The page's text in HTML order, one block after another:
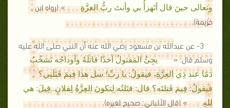
وتعالى حينَ قال أتَهزأُ بي وأنتَ ربُّ العزَّةِ
» (رواه ابن
خزيمة).
3- عن عبدالله بن مسعود رضي الله عنه أن النبي صلى الله عليه
وسلم قال: «
يجِئُ المَقتولُ آخذًا قاتلَهُ وأوداجُه تَشخُبُ
دَمًا عند ذِي العِزَّةِ، فيقولُ: يا ربِّ! سل هذا فِيمَ قَتَلَنِي؟
فيقولُ: فِيمَ قَتلتَه؟ قال: قتَلتُه لِتكونَ العِزَّةُ لِفلانٍ. قِيلَ: هي
للهِ
» (قال الألباني: صحيح لغيره).